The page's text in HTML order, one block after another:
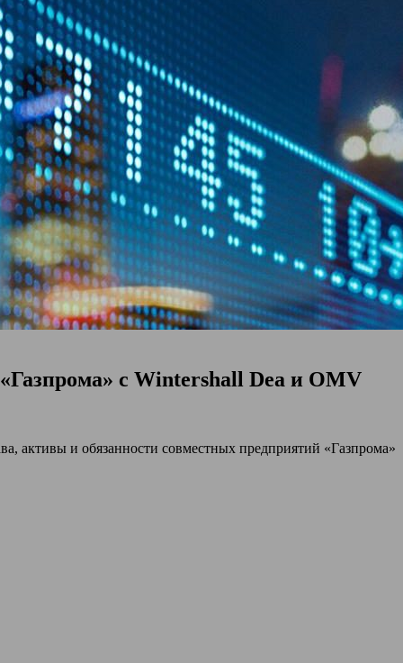
с Wintershall Dea и OMV
активы и обязанности совместных предприятий «Газпрома»